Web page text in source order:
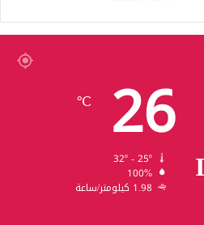
26
℃
100%
1.98 كيلومتر/ساعة